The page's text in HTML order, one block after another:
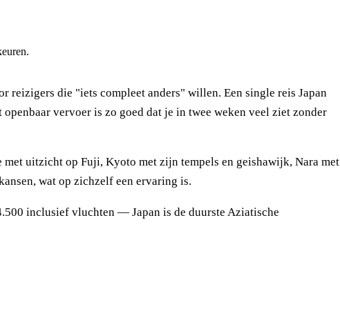
reizigers die "iets compleet anders" willen. Een single reis Japan
vervoer is zo goed dat je in twee weken veel ziet zonder
uitzicht op Fuji, Kyoto met zijn tempels en geishawijk, Nara met
wat op zichzelf een ervaring is.
inclusief vluchten — Japan is de duurste Aziatische